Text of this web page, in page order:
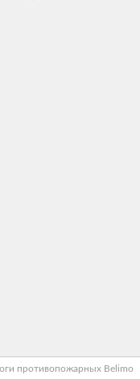
противопожарных Belimo